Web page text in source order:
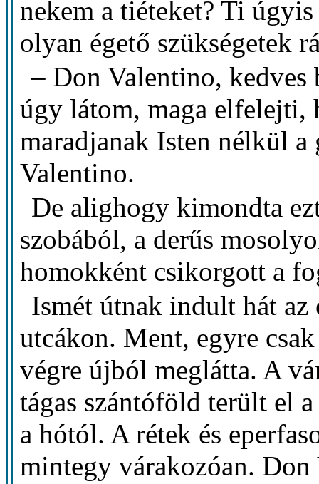
nekem a tiéteket? Ti
olyan égető szükségetek
– Don Valentino, kedves
úgy látom, maga elfelejti,
maradjanak Isten nélkül
Valentino.
De alighogy kimondta
szobából, a derűs
homokként csikorgott a
Ismét útnak indult hát
utcákon. Ment, egyre
végre újból meglátta. A
tágas szántóföld terült el
a hótól. A rétek és
mintegy várakozóan.